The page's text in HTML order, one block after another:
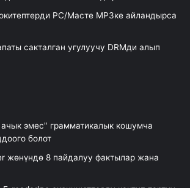
PC/Macте MP3ке айландырса
сакталган угулуучу DRMди алып
эмес" грамматикалык кошумча
болот
жөнүндө 8 пайдалуу фактылар жана